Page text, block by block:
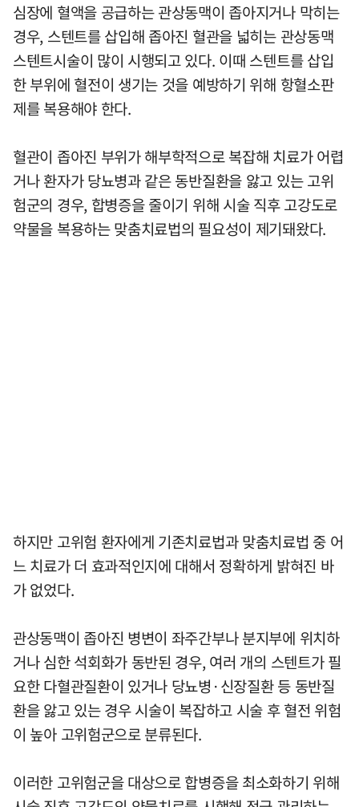
심장에 혈액을 공급하는 관상동맥이 좁아지거나 막히는
경우, 스텐트를 삽입해 좁아진 혈관을 넓히는 관상동맥
스텐트시술이 많이 시행되고 있다. 이때 스텐트를 삽입
한 부위에 혈전이 생기는 것을 예방하기 위해 항혈소판
제를 복용해야 한다.
혈관이 좁아진 부위가 해부학적으로 복잡해 치료가 어렵
거나 환자가 당뇨병과 같은 동반질환을 앓고 있는 고위
험군의 경우, 합병증을 줄이기 위해 시술 직후 고강도로
약물을 복용하는 맞춤치료법의 필요성이 제기돼왔다.
하지만 고위험 환자에게 기존치료법과 맞춤치료법 중 어
느 치료가 더 효과적인지에 대해서 정확하게 밝혀진 바
가 없었다.
관상동맥이 좁아진 병변이 좌주간부나 분지부에 위치하
거나 심한 석회화가 동반된 경우, 여러 개의 스텐트가 필
요한 다혈관질환이 있거나 당뇨병·신장질환 등 동반질
환을 앓고 있는 경우 시술이 복잡하고 시술 후 혈전 위험
이 높아 고위험군으로 분류된다.
이러한 고위험군을 대상으로 합병증을 최소화하기 위해